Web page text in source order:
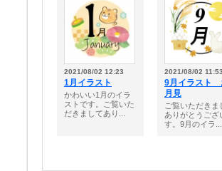
2021/08/02 12:23
1月イラスト
かわいい1月のイラ
ストです。ご覧いた
だきましてあり...
2021/08/02
9月イラスト
月見
ご覧いただきま
ありがとうござ
す。9月のイラ...